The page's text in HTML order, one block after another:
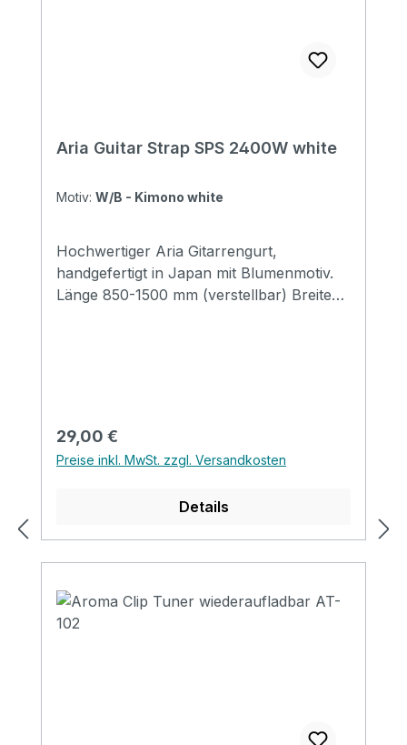
Aria Guitar Strap SPS 2400W white
Motiv: W/B - Kimono white
Hochwertiger Aria Gitarrengurt,
handgefertigt in Japan mit Blumenmotiv.
Länge 850-1500 mm (verstellbar) Breite
Regulärer Preis:
29,00 €
Preise inkl. MwSt. zzgl. Versandkosten
Details